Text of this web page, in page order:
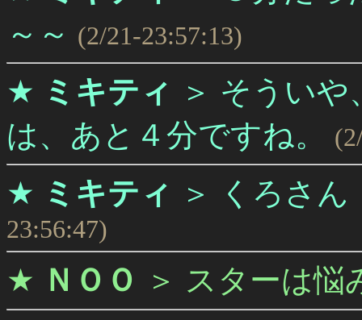
～～ (2/21-23:57:13)
★ ミキティ ＞ そういや
は、あと４分ですね。
★ ミキティ ＞ くろさ
23:56:47)
★ ＮＯＯ ＞ スターは悩